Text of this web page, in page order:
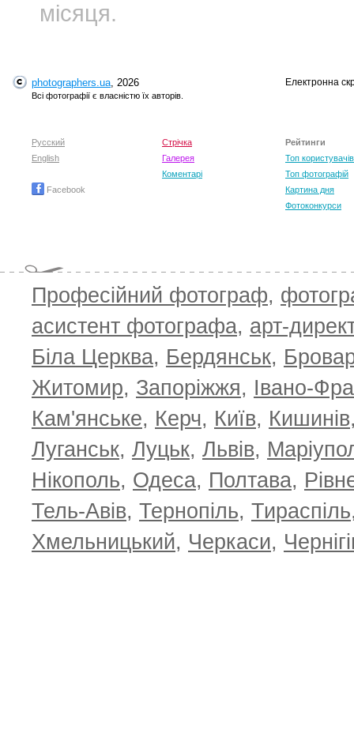
місяця.
photographers.ua, 2026
Всі фотографії є власністю їх авторів.
Електронна
Русский
English
Facebook
Стрічка
Галерея
Коментарі
Рейтинги
Топ користувачів
Топ фотографій
Картина дня
Фотоконкурси
Професійний фотограф,
асистент фотографа, арт-
Біла Церква, Бердянськ,
Житомир, Запоріжжя, Івано-
Кам'янське, Керч, Київ, Кишинів
Луганськ, Луцьк, Львів,
Нікополь, Одеса, Полтава,
Тель-Авів, Тернопіль, Тираспіль
Хмельницький, Черкаси,